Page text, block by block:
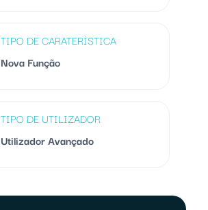
TIPO DE CARATERÍSTICA
Nova Função
TIPO DE UTILIZADOR
Utilizador Avançado